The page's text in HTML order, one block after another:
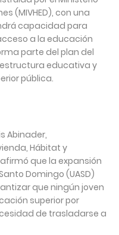
(MIVHED), con una
capacidad para
a la educación
parte del plan del
educativa y
pública.
Abinader,
Hábitat y
que la expansión
Domingo (UASD)
que ningún joven
superior por
de trasladarse a